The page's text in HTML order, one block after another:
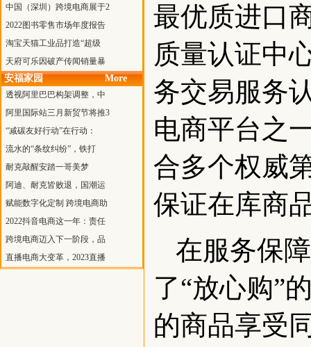
中国（深圳）跨境电商展于2
2022图书零售市场年度报告
淘宝天猫工业品打造“超级
天府可乐因破产传闻销量暴
安福家园 More
透视阿里巴巴构架调整，中
阿里国际站三月新贸节将推3
“减碳友好行动”在行动：
流水的“条纹纠纷”，铁打
耐克敲醒安踏一哥美梦
阿迪、耐克皆败退，国潮运
赋能数字化定制 跨境电商助
2022抖音电商这一年：责任
跨境电商迈入下一阶段，品
直播电商大变革，2023直播
最优质进口
质量认证中
务交易服务
电商平台之
合多个权威
保证在库商
在服务保
了“放心购”
的商品享受